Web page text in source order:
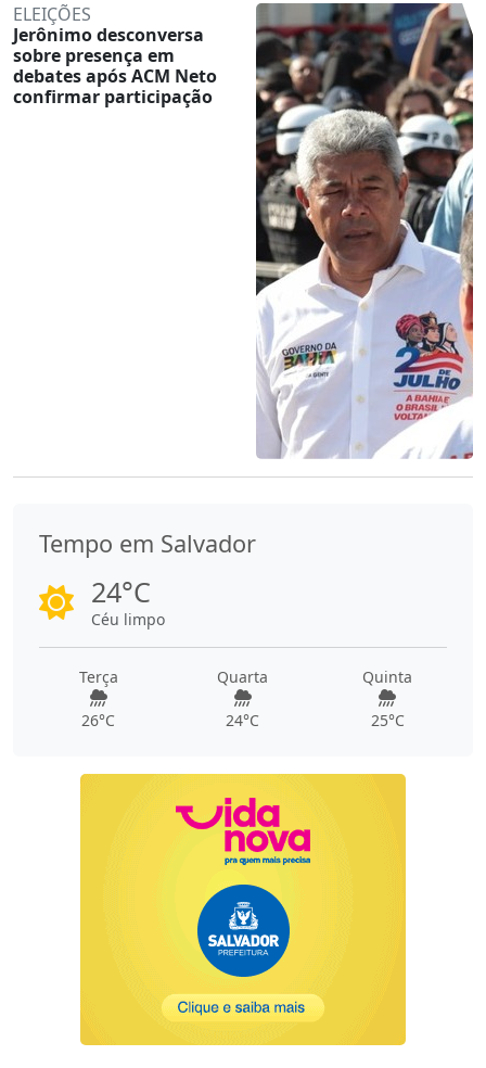
ELEIÇÕES
Jerônimo desconversa
sobre presença em
debates após ACM Neto
confirmar participação
Tempo em Salvador
24°C
Céu limpo
Terça
26°C
Quarta
24°C
Quinta
25°C